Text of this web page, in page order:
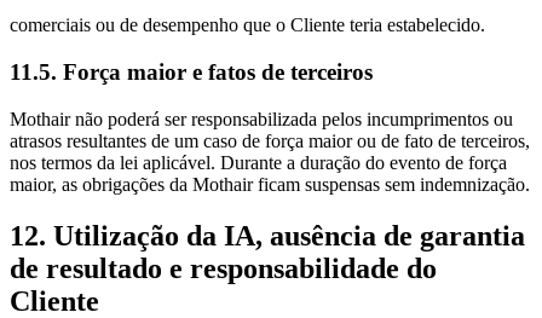
comerciais ou de desempenho que o Cliente teria estabelecido.
11.5. Força maior e fatos de terceiros
Mothair não poderá ser responsabilizada pelos incumprimentos ou
atrasos resultantes de um caso de força maior ou de fato de terceiros,
nos termos da lei aplicável. Durante a duração do evento de força
maior, as obrigações da Mothair ficam suspensas sem indemnização.
12. Utilização da IA, ausência de garantia
de resultado e responsabilidade do
Cliente